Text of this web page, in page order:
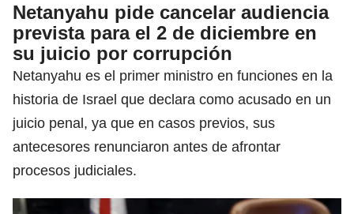
Netanyahu pide cancelar audiencia
prevista para el 2 de diciembre en
su juicio por corrupción
Netanyahu es el primer ministro en funciones en la
historia de Israel que declara como acusado en un
juicio penal, ya que en casos previos, sus
antecesores renunciaron antes de afrontar
procesos judiciales.